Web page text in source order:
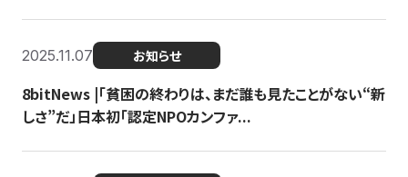
2025.11.07 お知らせ
8bitNews |「貧困の終わりは、まだ誰も見たことがない“新
しさ”だ」日本初「認定NPOカンファ...